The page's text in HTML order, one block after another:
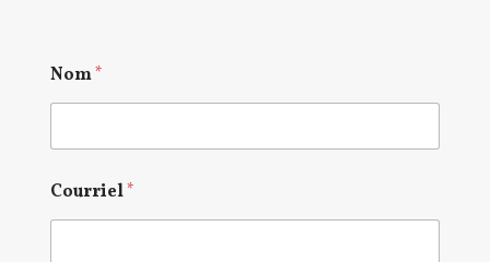
Nom*
Courriel*